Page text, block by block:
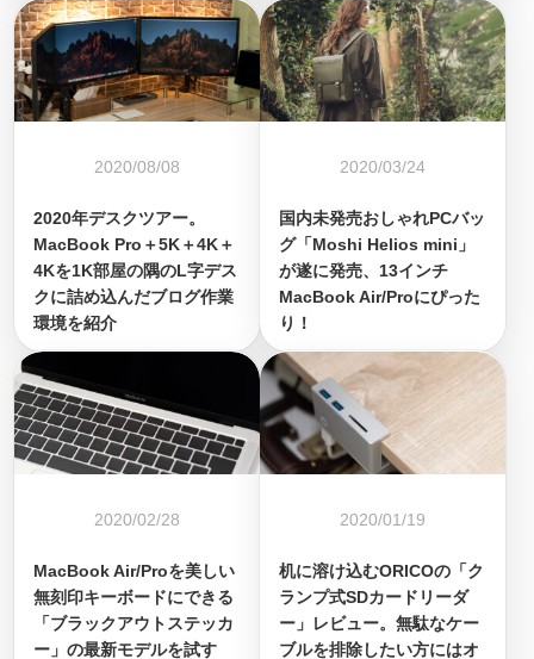
2020/08/08
2020年デスクツアー。
MacBook Pro＋5K＋4K＋
4Kを1K部屋の隅のL字デス
クに詰め込んだブログ作業
環境を紹介
2020/03/24
国内未発売おしゃれPCバッ
グ「Moshi Helios mini」
が遂に発売、13インチ
MacBook Air/Proにぴった
り！
2020/02/28
MacBook Air/Proを美しい
無刻印キーボードにできる
「ブラックアウトステッカ
ー」の最新モデルを試す
2020/01/19
机に溶け込むORICOの「ク
ランプ式SDカードリーダ
ー」レビュー。無駄なケー
ブルを排除したい方にはオ